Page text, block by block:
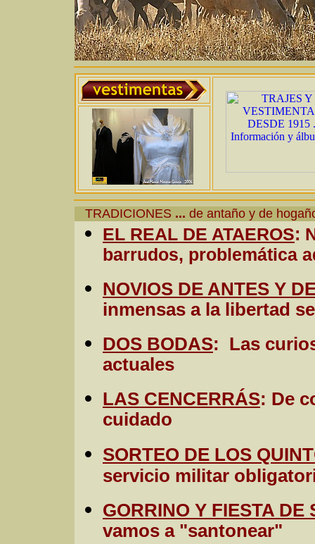
TRADICIONES ... de antaño y de
EL REAL DE ATAEROS:
barrudos, problemática
NOVIOS DE ANTES Y
inmensas a la libertad
DOS BODAS: Las
actuales
LAS CENCERRÁS: De
cuidado
SORTEO DE LOS
servicio militar
GORRINO Y FIESTA DE
vamos a "santonear"